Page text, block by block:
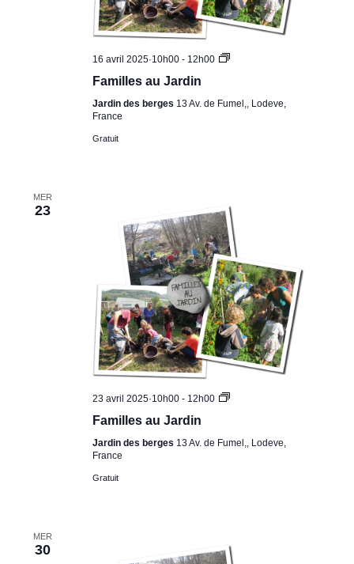
16 avril 2025·10h00- 12h00
Familles
Familles au Jardin
Jardin des berges 13 Av. de Fumel,, Lodeve,
France
Gratuit
MER
23
23 avril 2025·10h00- 12h00
Familles
Familles au Jardin
Jardin des berges 13 Av. de Fumel,, Lodeve,
France
Gratuit
MER
30